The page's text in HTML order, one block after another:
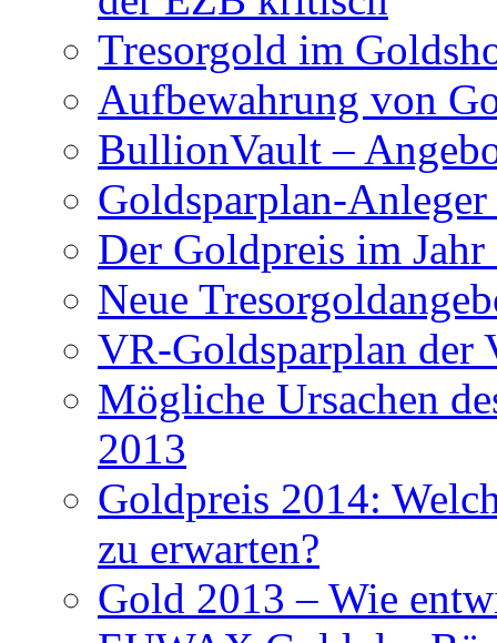
Tresorgold im
Aufbewahrung von
BullionVault –
Goldsparplan-
Der Goldpreis im Jahr
Neue
VR-Goldsparplan der
Mögliche Ursachen
2013
Goldpreis 2014:
zu erwarten?
Gold 2013 – Wie